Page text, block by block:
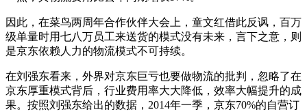
因此，在菜鸟两周年合作伙伴大会上，童文红借此反讽，百万
级单量时用七八万员工来送货的模式没有未来，言下之意，则
是京东依赖人力的物流模式不可持续。
在刘强东看来，外界对京东巨亏也要做物流的批判，忽略了在
京东厚重模式背后，行业费用率大大降低，效率大幅提升的成
果。按照刘强东给出的数据，2014年一季，京东70%的自营订